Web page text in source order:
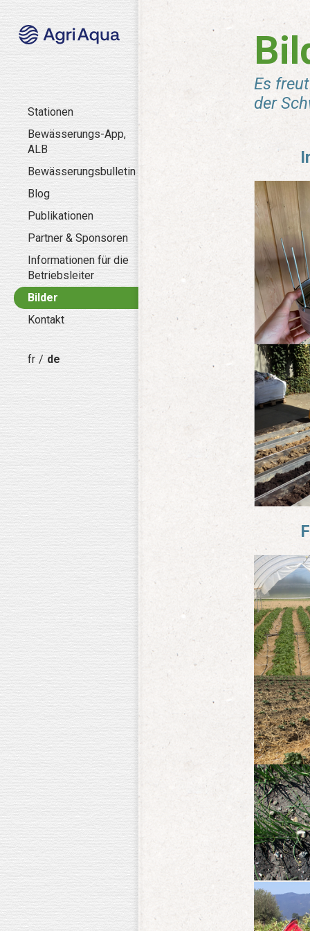
Stationen
Bewässerungs-App,
ALB
Bewässerungsbulletin
Blog
Publikationen
Partner & Sponsoren
Informationen für die
Betriebsleiter
Bilder
Kontakt
fr de
Es
der